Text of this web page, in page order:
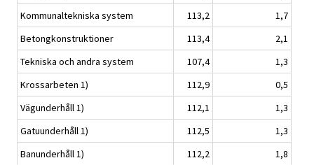
Kommunaltekniska system
113,2
1,7
Betongkonstruktioner
113,4
2,1
Tekniska och andra system
107,4
1,3
Krossarbeten 1)
112,9
0,5
Vägunderhåll 1)
112,1
1,3
Gatuunderhåll 1)
112,5
1,3
Banunderhåll 1)
112,2
1,8